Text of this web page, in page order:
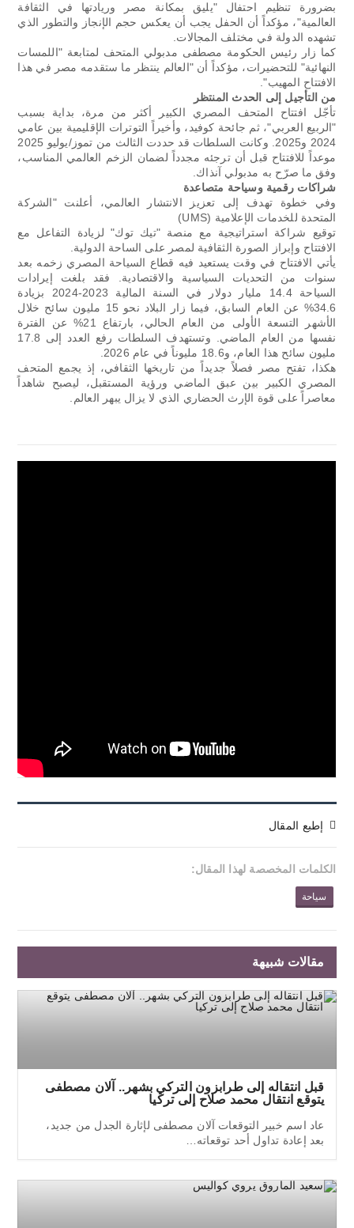
بضرورة تنظيم احتفال "يليق بمكانة مصر وريادتها في الثقافة
العالمية"، مؤكداً أن الحفل يجب أن يعكس حجم الإنجاز والتطور الذي
تشهده الدولة في مختلف المجالات.
كما زار رئيس الحكومة مصطفى مدبولي المتحف لمتابعة "اللمسات
النهائية" للتحضيرات، مؤكداً أن "العالم ينتظر ما ستقدمه مصر في هذا
الافتتاح المهيب".
من التأجيل إلى الحدث المنتظر
تأجّل افتتاح المتحف المصري الكبير أكثر من مرة، بداية بسبب
"الربيع العربي"، ثم جائحة كوفيد، وأخيراً التوترات الإقليمية بين عامي
2024 و2025. وكانت السلطات قد حددت الثالث من تموز/يوليو 2025
موعداً للافتتاح قبل أن ترجئه مجدداً لضمان الزخم العالمي المناسب،
وفق ما صرّح به مدبولي آنذاك.
شراكات رقمية وسياحة متصاعدة
وفي خطوة تهدف إلى تعزيز الانتشار العالمي، أعلنت "الشركة
المتحدة للخدمات الإعلامية (UMS)
توقيع شراكة استراتيجية مع منصة "تيك توك" لزيادة التفاعل مع
الافتتاح وإبراز الصورة الثقافية لمصر على الساحة الدولية.
يأتي الافتتاح في وقت يستعيد فيه قطاع السياحة المصري زخمه بعد
سنوات من التحديات السياسية والاقتصادية. فقد بلغت إيرادات
السياحة 14.4 مليار دولار في السنة المالية 2023-2024 بزيادة
34.6% عن العام السابق، فيما زار البلاد نحو 15 مليون سائح خلال
الأشهر التسعة الأولى من العام الحالي، بارتفاع 21% عن الفترة
نفسها من العام الماضي. وتستهدف السلطات رفع العدد إلى 17.8
مليون سائح هذا العام، و18.6 مليوناً في عام 2026.
هكذا، تفتح مصر فصلاً جديداً من تاريخها الثقافي، إذ يجمع المتحف
المصري الكبير بين عبق الماضي ورؤية المستقبل، ليصبح شاهداً
معاصراً على قوة الإرث الحضاري الذي لا يزال يبهر العالم.
إطبع المقال
الكلمات المخصصة لهذا المقال:
سياحة
مقالات شبيهة
قبل انتقاله إلى طرابزون التركي بشهر.. آلان مصطفى
يتوقع انتقال محمد صلاح إلى تركيا
عاد اسم خبير التوقعات آلان مصطفى لإثارة الجدل من جديد،
بعد إعادة تداول أحد توقعاته…